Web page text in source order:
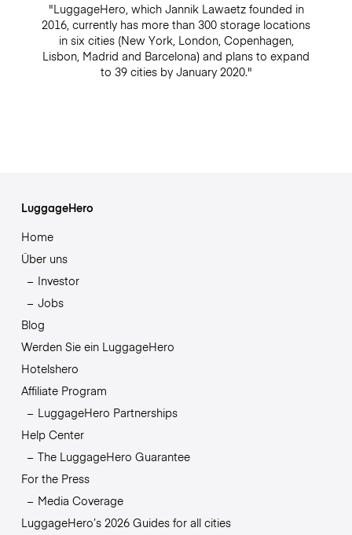
"LuggageHero, which Jannik Lawaetz founded in
2016, currently has more than 300 storage locations
in six cities (New York, London, Copenhagen,
Lisbon, Madrid and Barcelona) and plans to expand
to 39 cities by January 2020."
LuggageHero
Home
Über uns
Investor
Jobs
Blog
Werden Sie ein LuggageHero
Hotelshero
Affiliate Program
LuggageHero Partnerships
Help Center
The LuggageHero Guarantee
For the Press
Media Coverage
LuggageHero’s 2026 Guides for all cities